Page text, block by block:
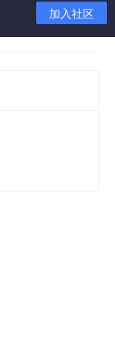
具有适当准确性
果。因此,数据科
还需要直觉来了解
识。如果您有兴趣
据科学课程,专为
加入社区